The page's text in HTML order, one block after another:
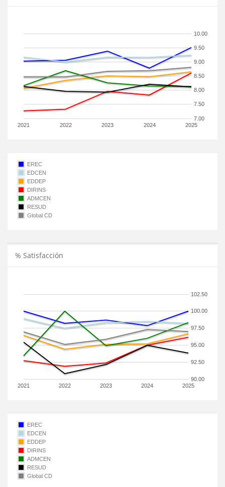
2021 2022 2023 2024 2025
7.00
7.50
8.00
8.50
9.00
9.50
10.00
EREC
EDCEN
EDDEP
DIRINS
ADMCEN
RESUD
Global CD
% Satisfacción
2021 2022 2023 2024 2025
90.00
92.50
95.00
97.50
100.00
102.50
EREC
EDCEN
EDDEP
DIRINS
ADMCEN
RESUD
Global CD